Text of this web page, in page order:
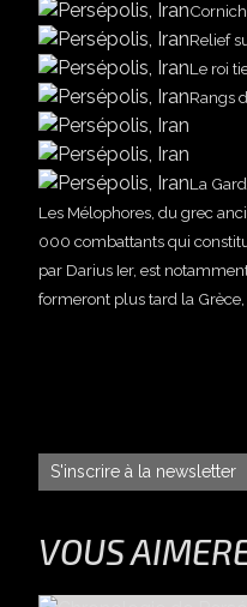
Relief
Le roi
Rangs
La
Les Mélophores, du grec
000 combattants qui
par Darius Ier, est
formeront plus tard la
S'inscrire à la newsletter
VOUS